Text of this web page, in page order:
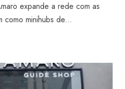
expande a rede com as
como minihubs de...